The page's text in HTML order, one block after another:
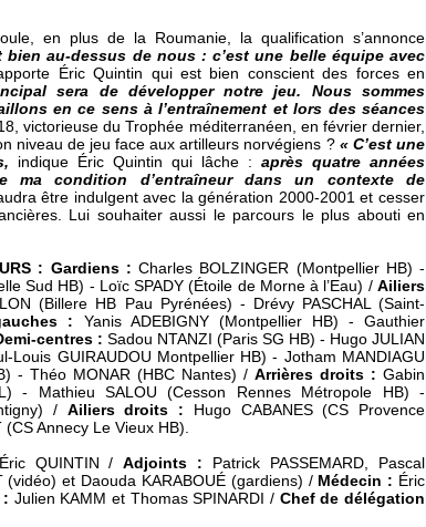
en plus de la Roumanie, la qualification s’annonce
bien au-dessus de nous : c’est une belle équipe avec
Éric Quintin qui est bien conscient des forces en
sera de développer notre jeu. Nous sommes
en ce sens à l’entraînement et lors des séances
victorieuse du Trophée méditerranéen, en février dernier,
niveau de jeu face aux artilleurs norvégiens ? « C’est une
indique Éric Quintin qui lâche : après quatre années
ma condition d’entraîneur dans un contexte de
être indulgent avec la génération 2000-2001 et cesser
Lui souhaiter aussi le parcours le plus abouti en
: Gardiens : Charles BOLZINGER (Montpellier HB) -
Sud HB) - Loïc SPADY (Étoile de Morne à l’Eau) / Ailiers
(Billere HB Pau Pyrénées) - Drévy PASCHAL (Saint-
:
Yanis ADEBIGNY (Montpellier HB) - Gauthier
centres : Sadou NTANZI (Paris SG HB) - Hugo JULIAN
Louis GUIRAUDOU Montpellier HB) - Jotham MANDIAGU
- Théo MONAR (HBC Nantes) / Arrières droits : Gabin
- Mathieu SALOU (Cesson Rennes Métropole HB) -
/ Ailiers droits :
Hugo CABANES (CS Provence
Annecy Le Vieux HB).
Éric QUINTIN / Adjoints :
Patrick PASSEMARD, Pascal
(vidéo) et Daouda KARABOUÉ (gardiens) / Médecin : Éric
: Julien KAMM et Thomas SPINARDI / Chef de délégation